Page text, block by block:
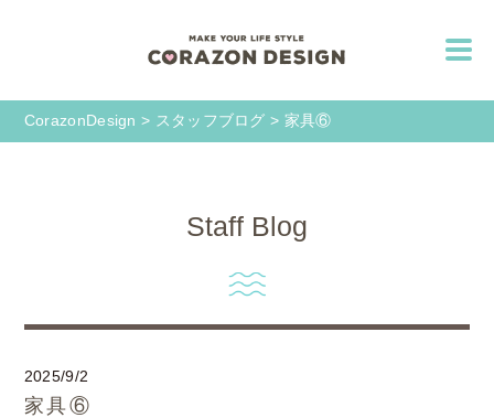
CorazonDesign > スタッフブログ > 家具⑥
Staff Blog
2025/9/2
家具⑥